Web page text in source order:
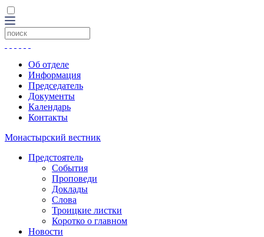
Об отделе
Информация
Председатель
Документы
Календарь
Контакты
Монастырский вестник
Предстоятель
События
Проповеди
Доклады
Слова
Троицкие листки
Коротко о главном
Новости